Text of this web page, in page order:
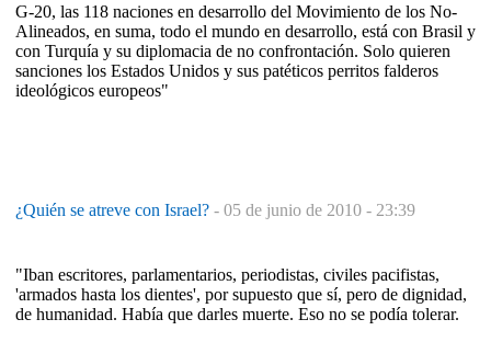
G-20, las 118 naciones en desarrollo del Movimiento de los No-
Alineados, en suma, todo el mundo en desarrollo, está con Brasil y
con Turquía y su diplomacia de no confrontación. Solo quieren
sanciones los Estados Unidos y sus patéticos perritos falderos
ideológicos europeos"
¿Quién se atreve con Israel? - 05 de junio de 2010 - 23:39
"Iban escritores, parlamentarios, periodistas, civiles pacifistas,
'armados hasta los dientes', por supuesto que sí, pero de dignidad,
de humanidad. Había que darles muerte. Eso no se podía tolerar.